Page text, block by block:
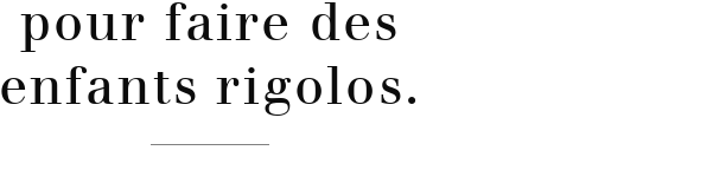
pour faire des
enfants rigolos.